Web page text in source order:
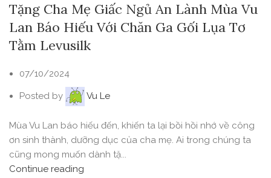
Tặng Cha Mẹ Giấc Ngủ An Lành Mùa Vu
Lan Báo Hiếu Với Chăn Ga Gối Lụa Tơ
Tằm Levusilk
07/10/2024
Posted by Vu Le
Mùa Vu Lan báo hiếu đến, khiến ta lại bồi hồi nhớ về công
ơn sinh thành, dưỡng dục của cha mẹ. Ai trong chúng ta
cũng mong muốn dành tặ...
Continue reading